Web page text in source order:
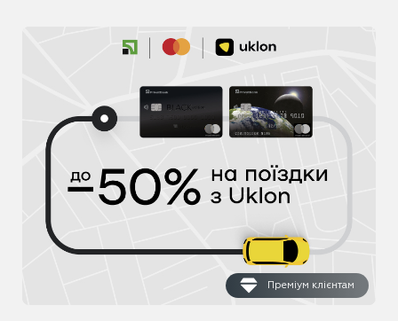
Преміум клієнтам